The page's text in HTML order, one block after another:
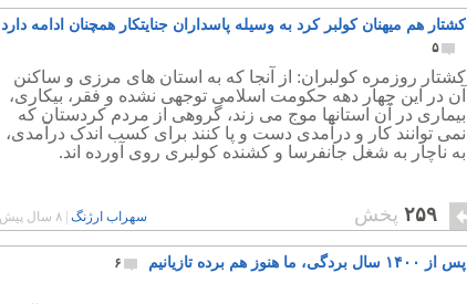
کشتار هم میهنان کولبر کرد به وسیله پاسداران جنایتکار همچنان ادامه دارد
۵
کشتار روزمره کولبران: از آنجا که به استان های مرزی و ساکنن
آن در این چهار دهه حکومت اسلامی توجهی نشده و فقر، بیکاری،
بیماری در آن استانها موج می زند، گروهی از مردم کردستان که
نمی توانند کار و درآمدی دست و پا کنند برای کسب اندک درآمدی،
به ناچار به شغل جانفرسا و کشنده کولبری روی آورده اند.
۲۵۹ پخش سهراب ارژنگ ۸ سال پیش
پس از ۱۴۰۰ سال بردگی، ما هنوز هم برده تازیانیم ۶